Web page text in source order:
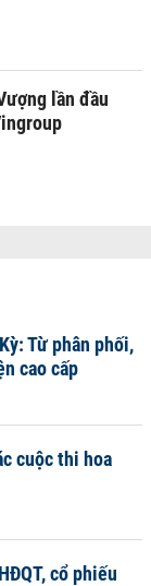
lần đầu
Từ phân phối,
cao cấp
cuộc thi hoa
cổ phiếu